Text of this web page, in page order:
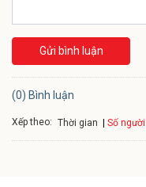
Gửi bình luận
(0) Bình luận
Xếp theo: Thời gian Số